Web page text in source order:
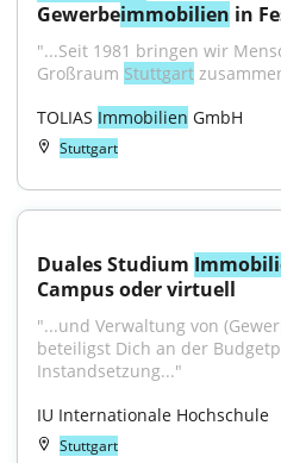
Gewerbeimmobilien in
"...Seit 1981 bringen wir
Großraum Stuttgart
TOLIAS Immobilien GmbH
Stuttgart
Duales Studium
Campus oder virtuell
"...und Verwaltung von
beteiligst Dich an der
Instandsetzung..."
IU Internationale Hochschule
Stuttgart